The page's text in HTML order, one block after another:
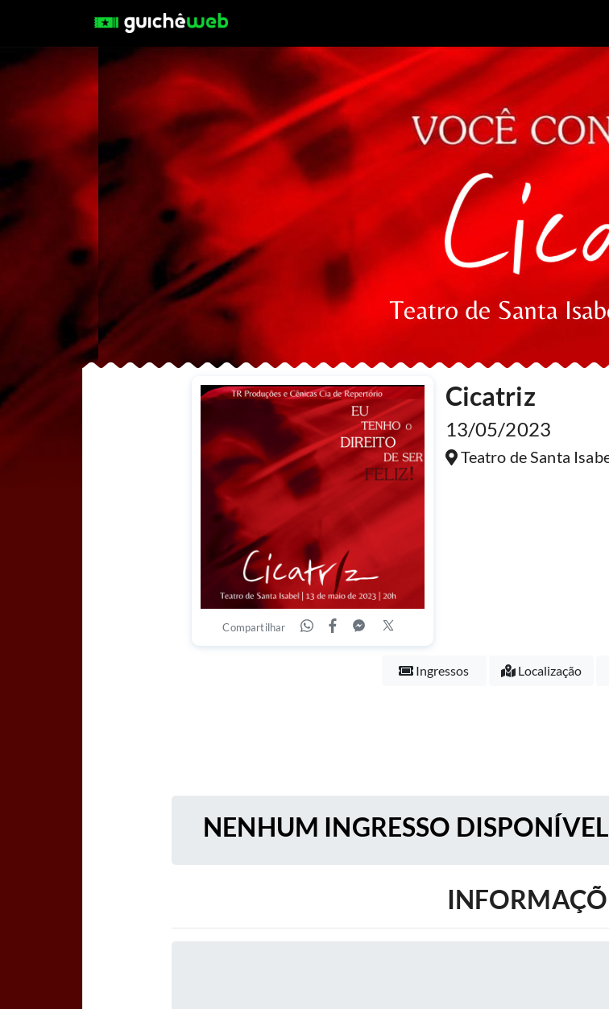
Compartilhar
Cicatriz
13/05/2023
Teatro de Santa
Ingressos Localização
NENHUM INGRESSO